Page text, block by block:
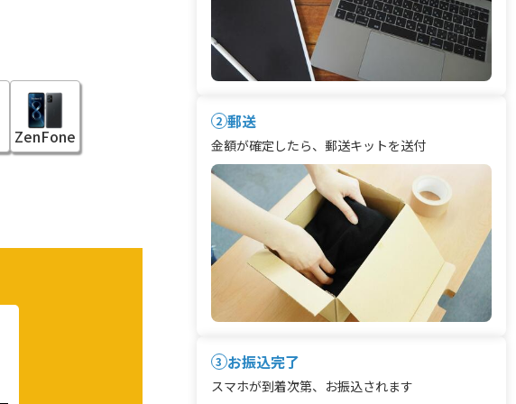
ZenFone
2 郵送
金額が確定したら、郵送キットを送付
3 お振込完了
スマホが到着次第、お振込されます